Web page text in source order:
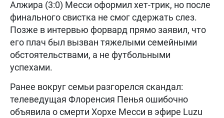
Алжира (3:0) Месси оформил хет-трик, но после
финального свистка не смог сдержать слез.
Позже в интервью форвард прямо заявил, что
его плач был вызван тяжелыми семейными
обстоятельствами, а не футбольными
успехами.
Ранее вокруг семьи разгорелся скандал:
телеведущая Флоренсия Пенья ошибочно
объявила о смерти Хорхе Месси в эфире Luzu